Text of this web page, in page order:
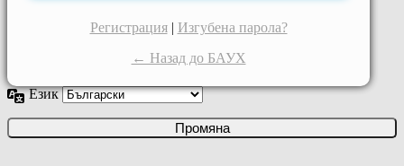
Регистрация| Изгубена парола?
← Назад до БАУХ
Език